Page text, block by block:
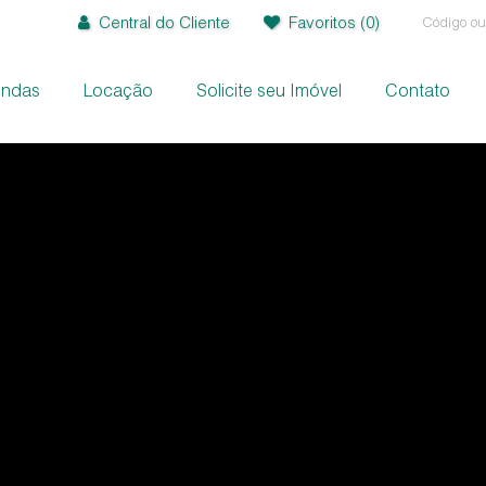
Central do Cliente Favoritos (0)
Contato
Solicite seu Imóvel
Locação